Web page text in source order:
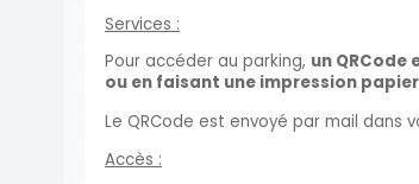
Services :
Pour accéder au parking, un
ou en faisant une impression
Le QRCode est envoyé par mail
Accès :